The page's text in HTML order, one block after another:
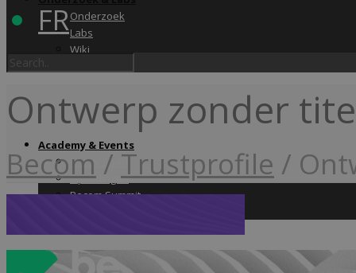
Onderzoek
Labs
Wiki
Academy & Events
Friday Snack
Opleidingen
Becom Summit
FR
Ontwerp zonder
Becom / Trustprofile /